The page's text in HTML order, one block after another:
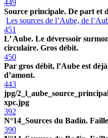
449
Source principale. De part et
Les sources de l’Aube, de
451
L’ Aube. Le déverssoir
circulaire. Gros débit.
450
Par gros débit, l’Aube est
d’amont.
443
jpg/
xpc.jpg
392
N°14_Sources du Badin.
390